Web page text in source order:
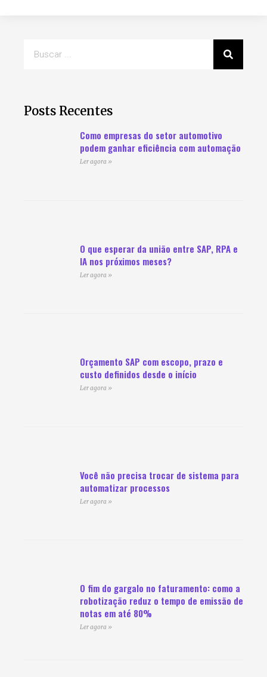
Posts Recentes
Como empresas do setor automotivo
podem ganhar eficiência com automação
Ler agora »
O que esperar da união entre SAP, RPA e
IA nos próximos meses?
Ler agora »
Orçamento SAP com escopo, prazo e
custo definidos desde o início
Ler agora »
Você não precisa trocar de sistema para
automatizar processos
Ler agora »
O fim do gargalo no faturamento: como a
robotização reduz o tempo de emissão de
notas em até 80%
Ler agora »